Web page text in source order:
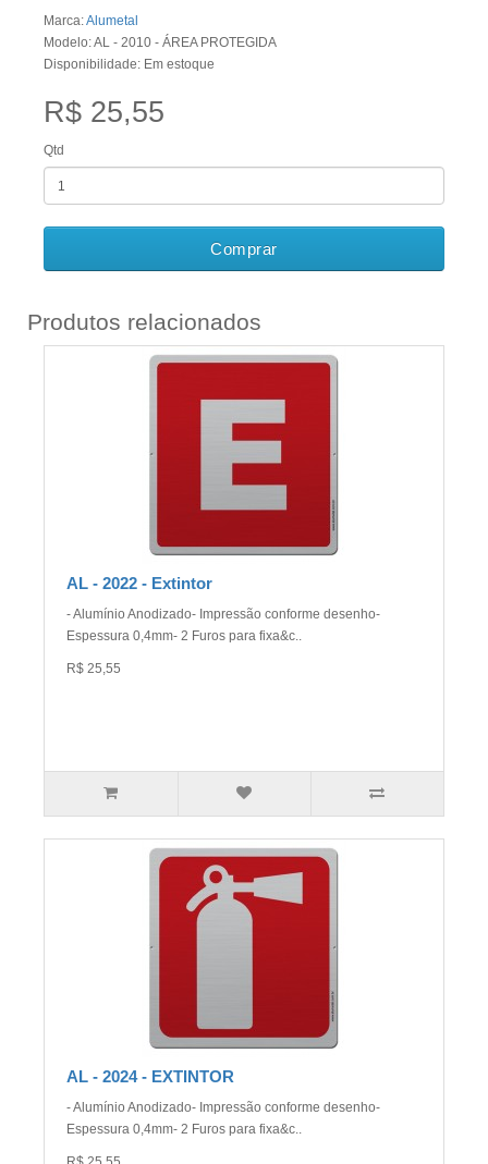
Marca:Alumetal
Modelo: AL - 2010 - ÁREA PROTEGIDA
Disponibilidade: Em estoque
R$ 25,55
Qtd
Comprar
Produtos relacionados
AL - 2022 - Extintor
- Alumínio Anodizado- Impressão conforme desenho-
Espessura 0,4mm- 2 Furos para fixa&c..
R$ 25,55
AL - 2024 - EXTINTOR
- Alumínio Anodizado- Impressão conforme desenho-
Espessura 0,4mm- 2 Furos para fixa&c..